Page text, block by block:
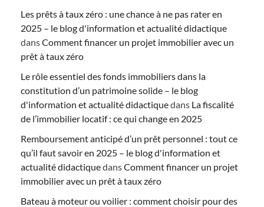
Les prêts à taux zéro : une chance à ne pas rater en
2025 – le blog d'information et actualité didactique
dansComment financer un projet immobilier avec un
prêt à taux zéro
Le rôle essentiel des fonds immobiliers dans la
constitution d’un patrimoine solide – le blog
d'information et actualité didactiquedans La fiscalité
de l’immobilier locatif : ce qui change en 2025
Remboursement anticipé d’un prêt personnel : tout ce
qu’il faut savoir en 2025 – le blog d'information et
actualité didactiquedansComment financer un projet
immobilier avec un prêt à taux zéro
Bateau à moteur ou voilier : comment choisir pour des